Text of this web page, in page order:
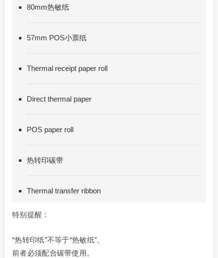
80mm热敏纸
57mm POS小票纸
Thermal receipt paper roll
Direct thermal paper
POS paper roll
热转印碳带
Thermal transfer ribbon
特别提醒：
“热转印纸”不等于“热敏纸”。
前者必须配合碳带使用。